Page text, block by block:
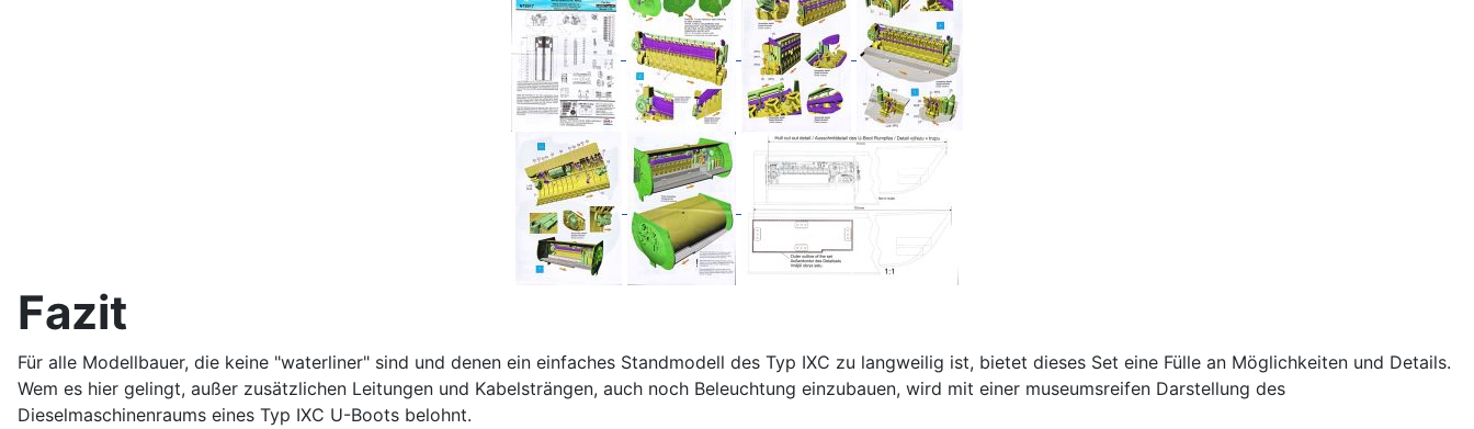
Fazit
Für alle Modellbauer, die keine "waterliner" sind und denen ein einfaches Standmodell des Typ IXC zu langweilig ist, bietet dieses Set eine Fülle an Möglichkeiten und Details.
Wem es hier gelingt, außer zusätzlichen Leitungen und Kabelsträngen, auch noch Beleuchtung einzubauen, wird mit einer museumsreifen Darstellung des
Dieselmaschinenraums eines Typ IXC U-Boots belohnt.